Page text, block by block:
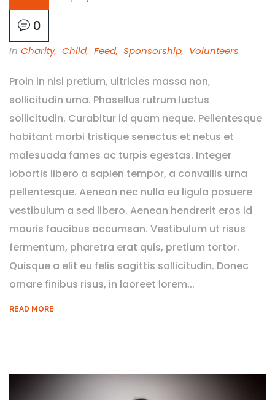
0
In Charity, Child, Feed, Sponsorship, Volunteers
Proin in nisi pretium, ultricies massa non,
sollicitudin urna. Phasellus rutrum luctus
sollicitudin. Curabitur id quam neque. Pellentesque
habitant morbi tristique senectus et netus et
malesuada fames ac turpis egestas. Integer
lobortis libero a sapien tempor, a convallis urna
pellentesque. Aenean nec nulla eu ligula posuere
vestibulum a sed libero. Aenean hendrerit eros id
mauris faucibus accumsan. Vestibulum ut risus
fermentum, pharetra erat quis, pretium tortor.
Quisque a elit eu felis sagittis sollicitudin. Donec
ornare finibus risus, in laoreet lorem...
READ MORE